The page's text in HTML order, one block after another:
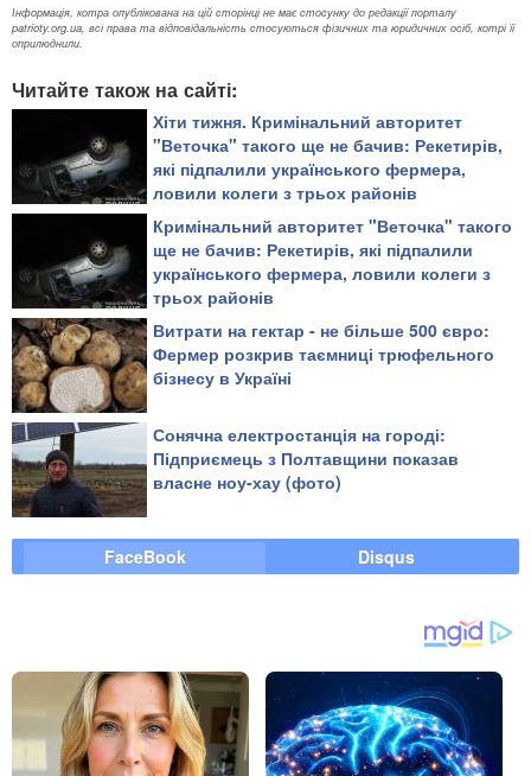
Інформація, котра опублікована на цій сторінці не має стосунку до редакції порталу
patrioty.org.ua, всі права та відповідальність стосуються фізичних та юридичних осіб, котрі її
оприлюднили.
Читайте також на сайті:
Хіти тижня. Кримінальний авторитет
"Веточка" такого ще не бачив: Рекетирів,
які підпалили українського фермера,
ловили колеги з трьох районів
Кримінальний авторитет "Веточка" такого
ще не бачив: Рекетирів, які підпалили
українського фермера, ловили колеги з
трьох районів
Витрати на гектар - не більше 500 євро:
Фермер розкрив таємниці трюфельного
бізнесу в Україні
Сонячна електростанція на городі:
Підприємець з Полтавщини показав
власне ноу-хау (фото)
FaceBook Disqus